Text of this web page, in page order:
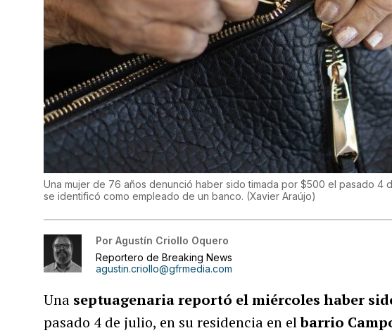
Una mujer de 76 años denunció haber sido timada por $500 el pasado 4
se identificó como empleado de un banco. (Xavier Araújo)
Por Agustín Criollo Oquero
Reportero de Breaking News
agustin.criollo@gfrmedia.com
Una septuagenaria reportó el miércoles haber
pasado 4 de julio, en su residencia en elbarrio